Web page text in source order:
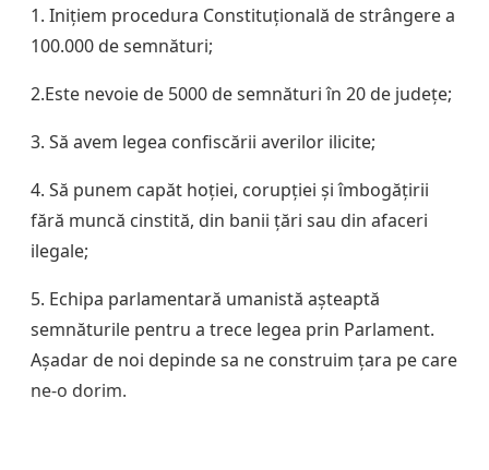
1. Inițiem procedura Constituțională de strângere a
100.000 de semnături;
2.Este nevoie de 5000 de semnături în 20 de județe;
3. Să avem legea confiscării averilor ilicite;
4. Să punem capăt hoției, corupției și îmbogățirii
fără muncă cinstită, din banii țări sau din afaceri
ilegale;
5. Echipa parlamentară umanistă așteaptă
semnăturile pentru a trece legea prin Parlament.
Așadar de noi depinde sa ne construim țara pe care
ne-o dorim.